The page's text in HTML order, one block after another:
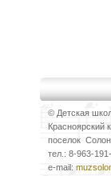
© Детская
Красноярский
поселок
тел.: 8-963-
e-mail: